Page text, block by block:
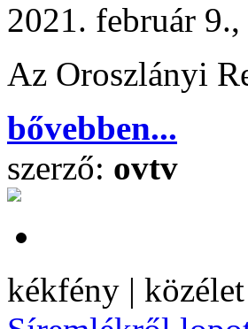
2021. február
Az Oroszlányi
bővebben...
szerző: ovtv
kékfény | közélet